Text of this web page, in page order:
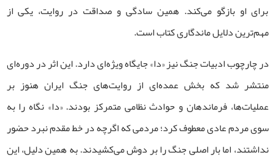
برای او بازگو می‌کند. همین سادگی و صداقت در روایت، یکی از
مهم‌ترین دلایل ماندگاری کتاب است.
در چارچوب ادبیات جنگ نیز «دا» جایگاه ویژه‌ای دارد. این اثر در دوره‌ای
منتشر شد که بخش عمده‌ای از روایت‌های جنگ ایران هنوز بر
عملیات‌ها، فرماندهان و حوادث نظامی متمرکز بودند. «دا» نگاه را به
سوی مردم عادی معطوف کرد؛ مردمی که اگرچه در خط مقدم نبرد حضور
نداشتند، اما بار اصلی جنگ را بر دوش می‌کشیدند. به همین دلیل، این